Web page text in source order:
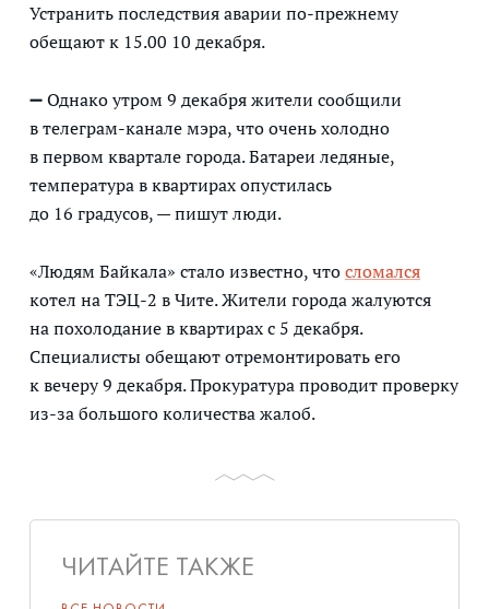
Устранить последствия аварии по-прежнему
обещают к 15.00 10 декабря.
➖ Однако утром 9 декабря жители сообщили
в телеграм-канале мэра, что очень холодно
в первом квартале города. Батареи ледяные,
температура в квартирах опустилась
до 16 градусов, — пишут люди.
«Людям Байкала» стало известно, чтосломался
котел на ТЭЦ-2 в Чите. Жители города жалуются
на похолодание в квартирах с 5 декабря.
Специалисты обещают отремонтировать его
к вечеру 9 декабря. Прокуратура проводит проверку
из-за большого количества жалоб.
ЧИТАЙТЕ ТАКЖЕ